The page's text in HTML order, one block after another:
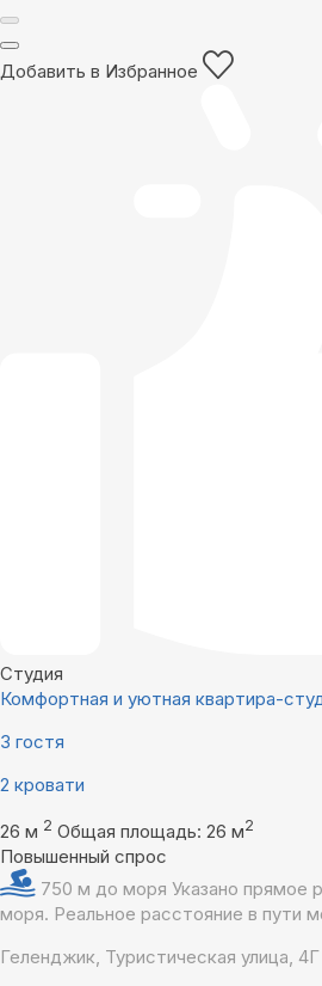
Добавить в Избранное
Студия
Комфортная и уютная квартира-
3 гостя
2 кровати
26 м 2 Общая площадь: 26 м2
Повышенный спрос
750 м до моря Указано прямое
моря. Реальное расстояние в пути
Геленджик, Туристическая улица, 4Г